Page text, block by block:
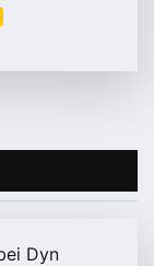
Dyn